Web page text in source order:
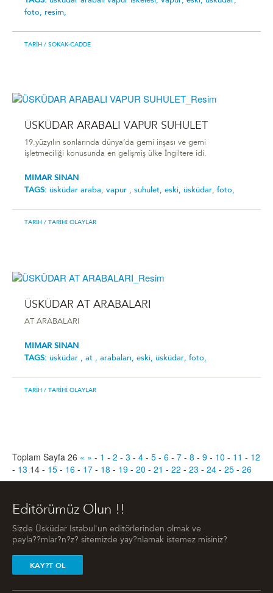
foto, resim,
TARIH / SOKAK-CADDE
ÜSKÜDAR ARABALI VAPUR SUHULET
19.yüzyılın sonlarında dünya’da gemi inşası ve gemi
işletmeciliği konusunda en gelişmiş ülke İngiltere idi.
MIMAR SINAN
TAGS: üsküdar araba, vapur , suhulet, eski, üsküdar, foto,
TARIH / TARIHI OLAYLAR
ÜSKÜDAR AT ARABALARI
AT ARABALARI
MIMAR SINAN
TAGS: üsküdar , at , arabalari, eski, üsküdar, foto,
TARIH / TARIHI OLAYLAR
Toplam Sayfa 26 « » - 1 - 2 - 3 - 4 - 5 - 6 - 7 - 8 - 9 - 10 - 11 - 12
- 13 14 - 15 - 16 - 17 - 18 - 19 - 20 - 21 - 22 - 23 - 24 - 25 - 26
Editörümüz Olun !!
Sizde Üsküdar Istabul'un editörlerinden olmak ve
payla??mlar?n?z? sitemizde yay?nlamak istemez misiniz?
KAY?T OL